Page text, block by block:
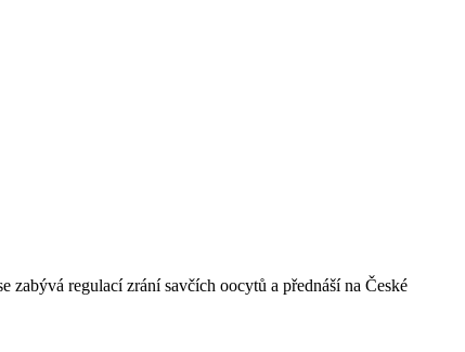
regulací zrání savčích oocytů a přednáší na České